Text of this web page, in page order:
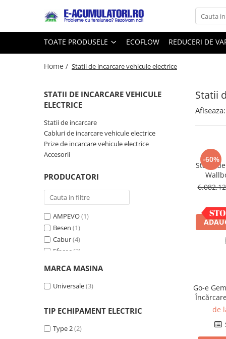
Toate Produsele
Acumulatori, Baterii si Incarcatoare
Baterii alcaline
Baterii litiu
Zinc-Carbon
Baterii rotunde argint
Baterii auditive
Accesorii baterii
Baterii Industriale
Acumulatori
Incarcatoare acumulatori
Panouri fotovoltaice si accesorii
Sisteme prindere panouri
fotovoltaice
Invertoare Hibrid
Reduceri de vara
Cabluri
Acumulatori
Prelungitoare
Panouri fotovoltaice
Sisteme de prindere
Statii de incarcare EV
TOATE PRODUSELE ECOFLOW REDUCERI DE
Home / Statii de incarcare vehicule electrice
Statii
STATII DE INCARCARE VEHICULE
ELECTRICE
Statii de incarcare
Cabluri de incarcare vehicule electrice
Prize de incarcare vehicule electrice
Accesorii
PRODUCATORI
AMPEVO(1)
Besen (1)
Cabur(4)
Efacec (2)
Fronius (9)
Go-e(4)
Juice Technology(1)
Lektri.CO
MARCA MASINA
Universale(3)
TIP ECHIPAMENT ELECTRIC
Type 2(2)
Afiseaza:
-60%
Statie
Go-e
+ 4G,
de